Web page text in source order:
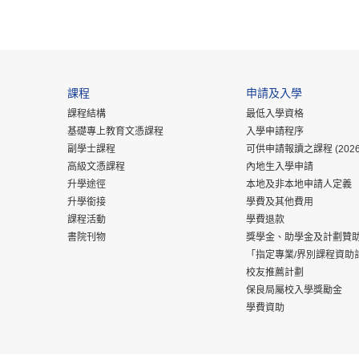
課程
課程結構
基礎專上教育文憑課程
副學士課程
高級文憑課程
升學途徑
升學銜接
課程活動
書院刊物
申請及入學
最低入學資格
入學申請程序
可供申請報讀之課程
內地生入學申請
本地及非本地申請人定義
學費及其他費用
學費退款
獎學金、助學金及計劃贊
「指定專業/界別課程資
校友推薦計劃
保良局屬校入學獎勵金
學費資助